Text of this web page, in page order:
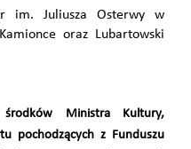
im. Juliusza Osterwy w
oraz Lubartowski
środków Ministra Kultury,
pochodzących z Funduszu